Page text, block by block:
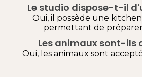
Le studio dispose-t-il
Oui, il possède une
permettant de préparer
Les animaux sont-ils
Oui, les animaux sont